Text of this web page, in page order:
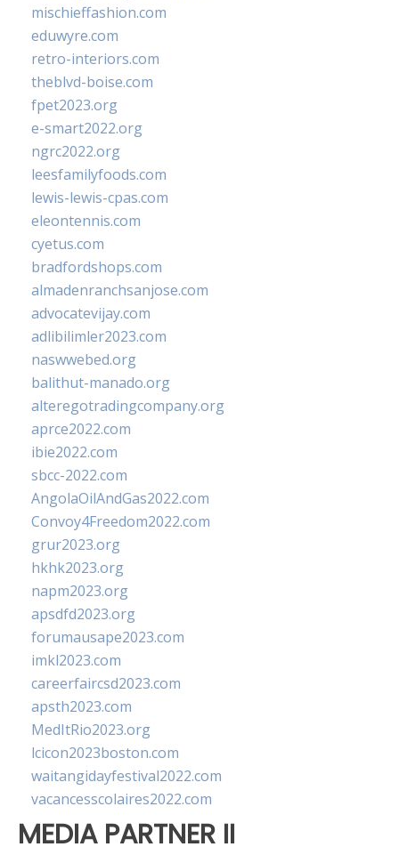
mischieffashion.com
eduwyre.com
retro-interiors.com
theblvd-boise.com
fpet2023.org
e-smart2022.org
ngrc2022.org
leesfamilyfoods.com
lewis-lewis-cpas.com
eleontennis.com
cyetus.com
bradfordshops.com
almadenranchsanjose.com
advocatevijay.com
adlibilimler2023.com
naswwebed.org
balithut-manado.org
alteregotradingcompany.org
aprce2022.com
ibie2022.com
sbcc-2022.com
AngolaOilAndGas2022.com
Convoy4Freedom2022.com
grur2023.org
hkhk2023.org
napm2023.org
apsdfd2023.org
forumausape2023.com
imkl2023.com
careerfaircsd2023.com
apsth2023.com
MedItRio2023.org
lcicon2023boston.com
waitangidayfestival2022.com
vacancesscolaires2022.com
MEDIA PARTNER II